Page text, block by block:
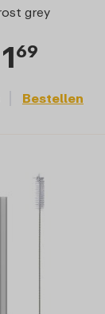
grey
169
Bestellen